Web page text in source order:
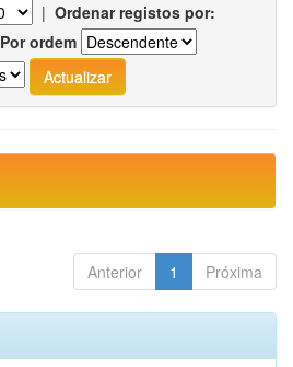
| Ordenar registos por:
Por ordem
Anterior 1 Próxima